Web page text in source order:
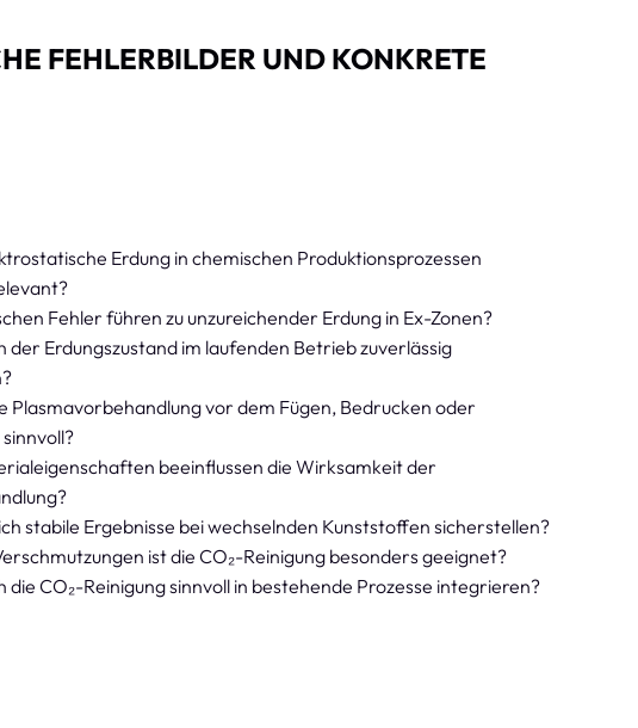
FEHLERBILDER UND KONKRETE
Erdung in chemischen Produktionsprozessen
Fehler führen zu unzureichender Erdung in Ex-Zonen?
der Erdungszustand im laufenden Betrieb zuverlässig
Plasmavorbehandlung vor dem Fügen, Bedrucken oder
beeinflussen die Wirksamkeit der
stabile Ergebnisse bei wechselnden Kunststoffen sicherstellen?
ist die CO₂-Reinigung besonders geeignet?
die CO₂-Reinigung sinnvoll in bestehende Prozesse integrieren?